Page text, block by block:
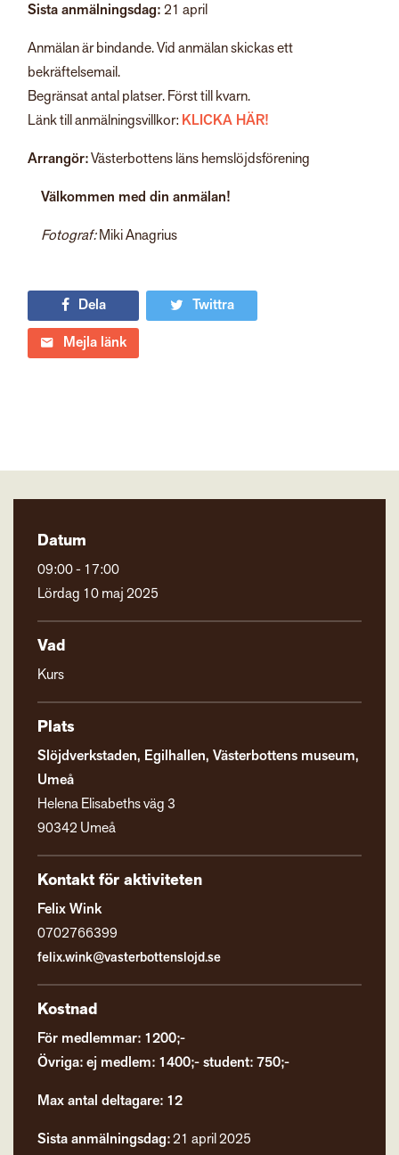
Sista anmälningsdag:21 april
Anmälan är bindande. Vid anmälan skickas ett
bekräftelsemail.
Begränsat antal platser. Först till kvarn.
Länk till anmälningsvillkor: KLICKA HÄR!
Arrangör:Västerbottens läns hemslöjdsförening
Välkommen med din anmälan!
Fotograf:Miki Anagrius
Dela
Twittra
Mejla länk
Datum
09:00 - 17:00
Lördag 10 maj 2025
Vad
Kurs
Plats
Slöjdverkstaden, Egilhallen, Västerbottens museum,
Umeå
Helena Elisabeths väg 3
90342 Umeå
Kontakt för aktiviteten
Felix Wink
0702766399
felix.wink@vasterbottenslojd.se
Kostnad
För medlemmar: 1200;-
Övriga: ej medlem: 1400;- student: 750;-
Max antal deltagare: 12
Sista anmälningsdag:21 april 2025